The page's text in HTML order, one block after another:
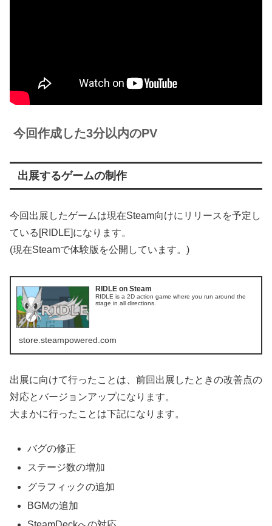
今回作成した3分以内のPV
出展するゲームの制作
今回出展したゲームは現在Steam向けにリリースを予定し
ている[RIDLE]になります。
(現在Steamで体験版を公開しています。)
RIDLE on Steam
RIDLE is a 2D action game where you run around the
stage in all directions.
store.steampowered.com
出展に向けて行ったことは、前回出展したときの改善点の
対応とバージョンアップになります。
大まかに行ったことは下記になります。
バグの修正
ステージ数の増加
グラフィックの追加
BGMの追加